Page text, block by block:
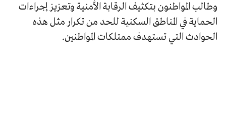
وطالب المواطنون بتكثيف الرقابة الأمنية وتعزيز إجراءات
الحماية في المناطق السكنية للحد من تكرار مثل هذه
الحوادث التي تستهدف ممتلكات المواطنين.